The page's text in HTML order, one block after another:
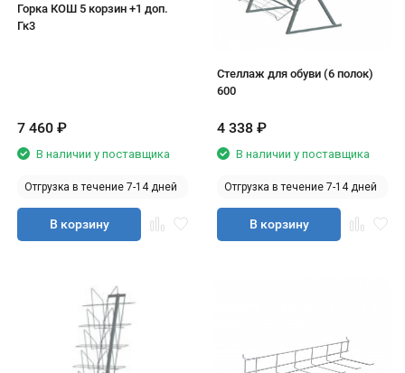
Горка КОШ 5 корзин +1 доп.
Гк3
7 460 ₽
В наличии у поставщика
Отгрузка в течение 7-14 дней
В корзину
Стеллаж для обуви (6 полок)
600
4 338 ₽
В наличии у поставщика
Отгрузка в течение 7-14 дней
В корзину